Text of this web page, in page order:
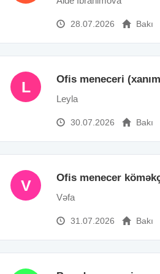
28.07.2026 Bakı
L Ofis meneceri
Leyla
30.07.2026 Bakı
V Ofis menecer
Vəfa
31.07.2026 Bakı